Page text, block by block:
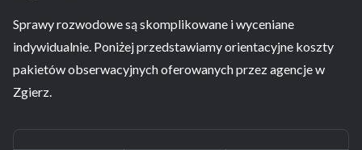
Sprawy rozwodowe są skomplikowane i wyceniane
indywidualnie. Poniżej przedstawiamy orientacyjne koszty
pakietów obserwacyjnych oferowanych przez agencje w
Zgierz.